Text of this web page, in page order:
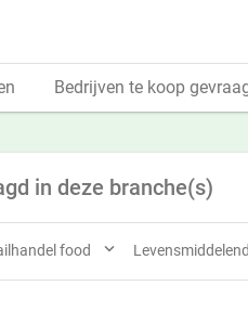
in deze branche(s)
food 
Bedrijven te koop